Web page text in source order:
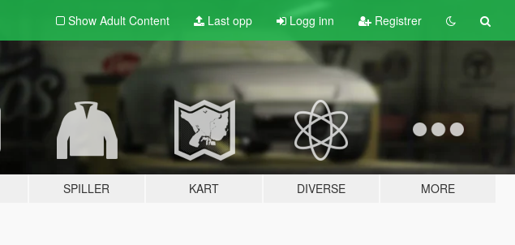
Show Adult Content Last opp Logg inn Registrer
SPILLER KART DIVERSE MORE